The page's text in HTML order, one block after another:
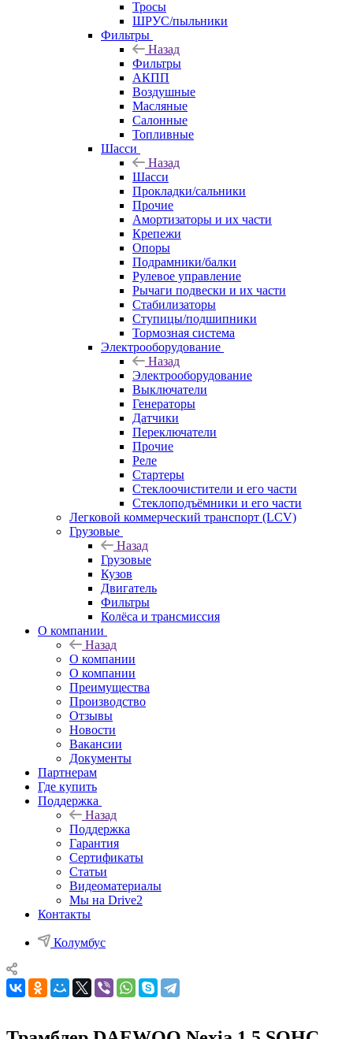
Тросы
ШРУС/пыльники
Фильтры
Назад
Фильтры
АКПП
Воздушные
Масляные
Салонные
Топливные
Шасси
Назад
Шасси
Прокладки/сальники
Прочие
Амортизаторы и их части
Крепежи
Опоры
Подрамники/балки
Рулевое управление
Рычаги подвески и их части
Стабилизаторы
Ступицы/подшипники
Тормозная система
Электрооборудование
Назад
Электрооборудование
Выключатели
Генераторы
Датчики
Переключатели
Прочие
Реле
Стартеры
Стеклоочистители и его части
Стеклоподъёмники и его части
Легковой коммерческий транспорт (LCV)
Грузовые
Назад
Грузовые
Кузов
Двигатель
Фильтры
Колёса и трансмиссия
О компании
Назад
О компании
О компании
Преимущества
Производство
Отзывы
Новости
Вакансии
Документы
Партнерам
Где купить
Поддержка
Назад
Поддержка
Гарантия
Сертификаты
Статьи
Видеоматериалы
Мы на Drive2
Контакты
Колумбус